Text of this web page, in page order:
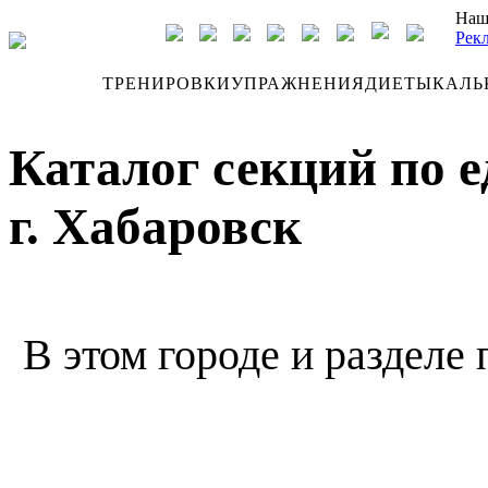
ТРЕНИРОВКИУПРАЖНЕНИЯДИЕТЫ
Каталог секций по
г. Хабаровск
В этом городе и